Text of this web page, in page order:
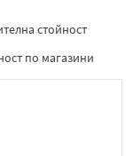
стойност
по магазини